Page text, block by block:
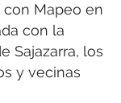
con Mapeo en
con la
Sajazarra, los
y vecinas